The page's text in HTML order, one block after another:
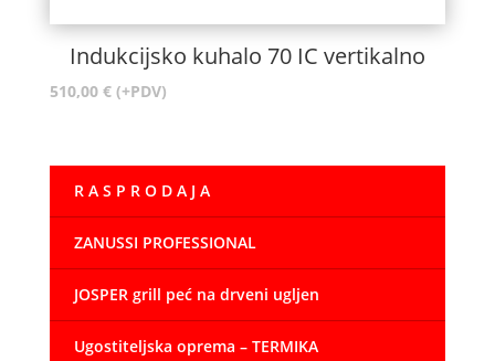
Indukcijsko kuhalo 70 IC vertikalno
510,00 € (+PDV)
R A S P R O D A J A
ZANUSSI PROFESSIONAL
JOSPER grill peć na drveni ugljen
Ugostiteljska oprema – TERMIKA